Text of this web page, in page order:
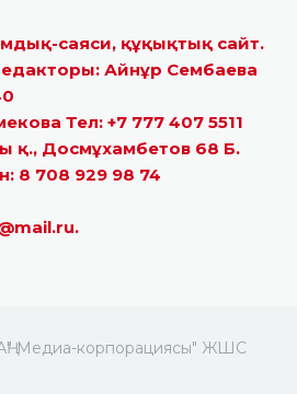
саяси, құқықтық сайт.
Айнұр Сембаева
Тел: +7 777 407 5511
қ., Досмұхамбетов 68 Б.
8 708 929 98 74
Медиа-корпорациясы" ЖШС